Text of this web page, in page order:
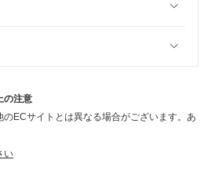
の注意
ECサイトとは異なる場合がございます。あ
い